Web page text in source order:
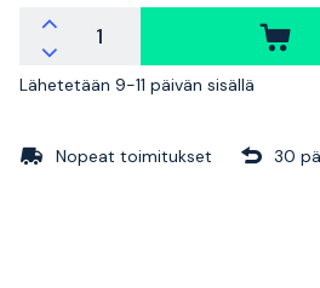
Lähetetään 9-11 päivän sisällä
Nopeat toimitukset 30